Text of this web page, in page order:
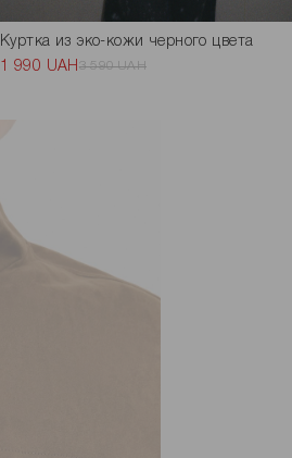
Куртка из эко-кожи черного цвета
1 990 UAH 3 590 UAH